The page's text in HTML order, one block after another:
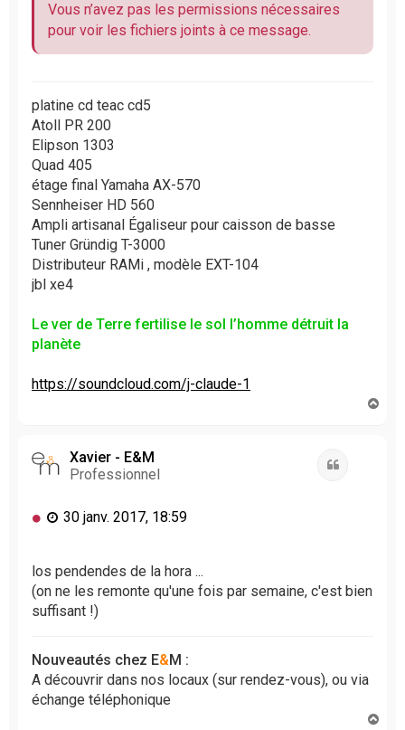
Vous n’avez pas les permissions nécessaires
pour voir les fichiers joints à ce message.
platine cd teac cd5
Atoll PR 200
Elipson 1303
Quad 405
étage final Yamaha AX-570
Sennheiser HD 560
Ampli artisanal Égaliseur pour caisson de basse
Tuner Gründig T-3000
Distributeur RAMi , modèle EXT-104
jbl xe4
Le ver de Terre fertilise le sol l’homme détruit la
planète
https://soundcloud.com/j-claude-1
Xavier - E&M
Professionnel
M
s
a
g
e
o
n
l
u
30 janv. 2017, 18:59
los pendendes de la hora ...
(on ne les remonte qu'une fois par semaine, c'est bien
suffisant !)
Nouveautés chez E&M :
A découvrir dans nos locaux (sur rendez-vous), ou via
échange téléphonique